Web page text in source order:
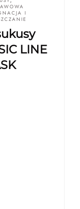
I
LINE